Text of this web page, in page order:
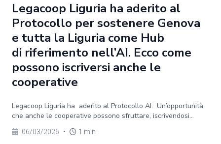
Legacoop Liguria ha aderito al
Protocollo per sostenere Genova
e tutta la Liguria come Hub
di riferimento nell’AI. Ecco come
possono iscriversi anche le
cooperative
Legacoop Liguria ha aderito al Protocollo AI. Un’opportunità
che anche le cooperative possono sfruttare, iscrivendosi...
06/03/2026 • 1 min